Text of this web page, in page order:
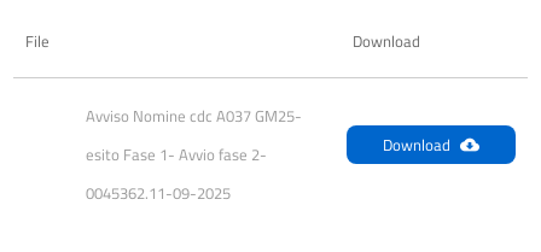
File Download
Avviso Nomine cdc A037 GM25-
esito Fase 1- Avvio fase 2-
0045362.11-09-2025
Download